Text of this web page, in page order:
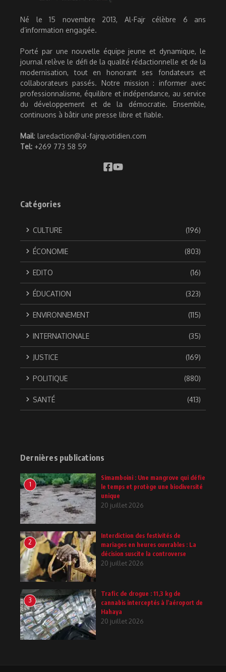
Né le 15 novembre 2013, Al-Fajr célèbre 6 ans
d’information engagée.
Porté par une nouvelle équipe jeune et dynamique, le
journal relève le défi de la qualité rédactionnelle et de la
modernisation, tout en honorant ses fondateurs et
collaborateurs passés. Notre mission : informer avec
professionnalisme, équilibre et indépendance, au service
du développement et de la démocratie. Ensemble,
continuons à bâtir une presse libre et fiable.
Mail: laredaction@al-fajrquotidien.com
Tel: +269 773 58 59
Catégories
CULTURE (196)
ÉCONOMIE (803)
EDITO (16)
ÉDUCATION (323)
ENVIRONNEMENT (115)
INTERNATIONALE (35)
JUSTICE (169)
POLITIQUE (880)
SANTÉ (413)
Dernières publications
1
Simamboini : Une mangrove qui défie
le temps et protège une biodiversité
unique
20 juillet 2026
2
Interdiction des festivités de
mariages en heures ouvrables : La
décision suscite la controverse
20 juillet 2026
3
Trafic de drogue : 11,3 kg de
cannabis interceptés à l’aéroport de
Hahaya
20 juillet 2026